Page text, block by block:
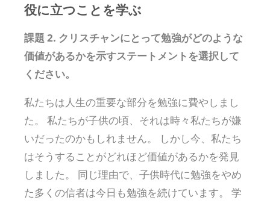
役に立つことを学ぶ
課題 2. クリスチャンにとって勉強がどのような
価値があるかを示すステートメントを選択して
ください。
私たちは人生の重要な部分を勉強に費やしまし
た。 私たちが子供の頃、それは時々私たちが嫌
いだったのかもしれません。 しかし今、私たち
はそうすることがどれほど価値があるかを発見
しました。 同じ理由で、子供時代に勉強をやめ
た多くの信者は今日も勉強を続けています。 学